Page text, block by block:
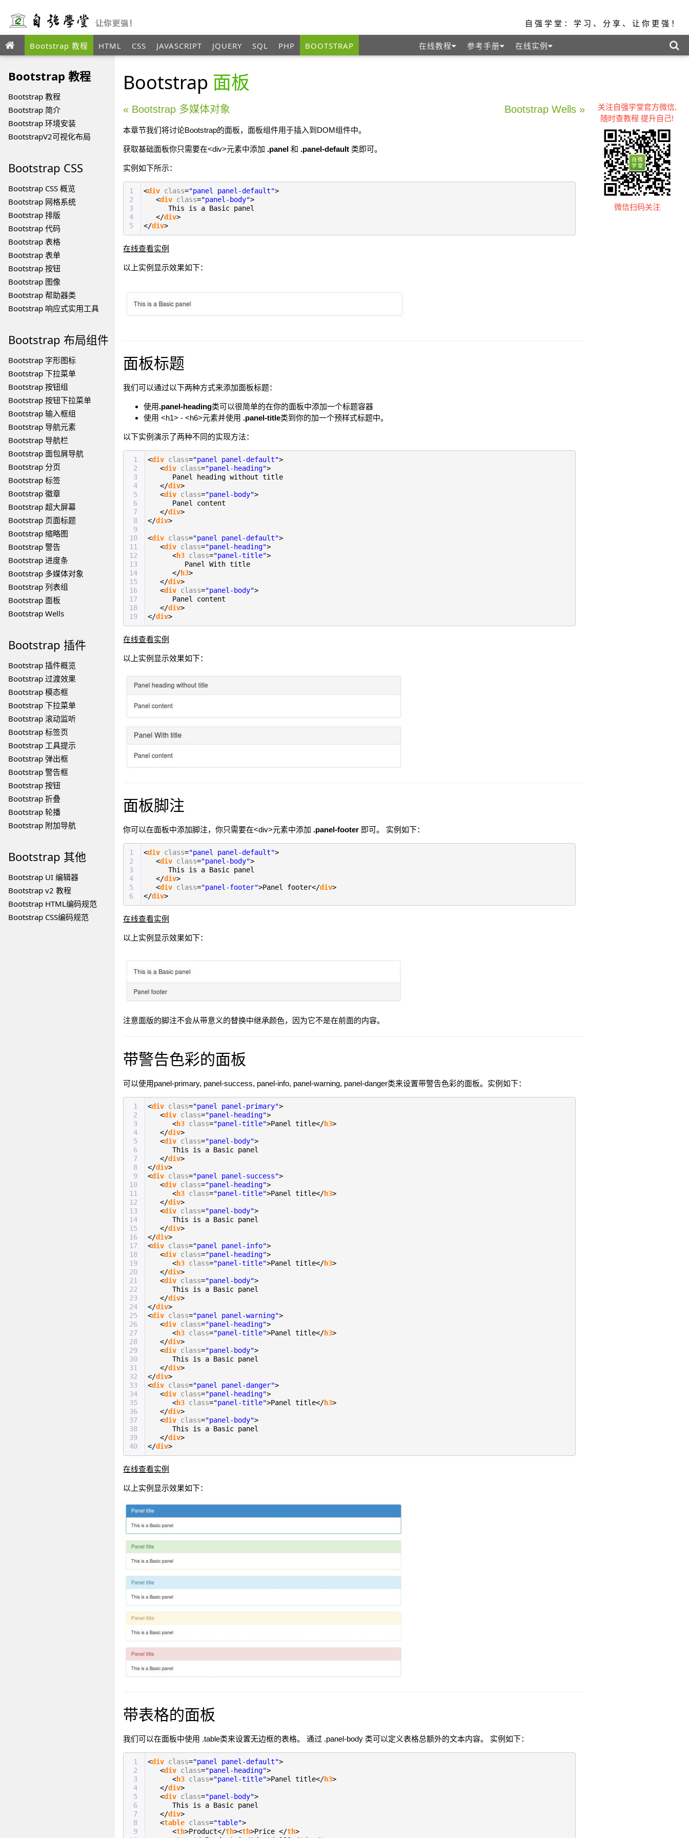
自强学堂：学习、分享、让你更强！
Bootstrap 教程 HTML CSS JAVASCRIPT JQUERY SQL PHP BOOTSTRAP 在线教程 参考手册 在线实例
Bootstrap 教程
Bootstrap 教程
Bootstrap 简介
Bootstrap 环境安装
BootstrapV2可视化布局
Bootstrap CSS
Bootstrap CSS 概览
Bootstrap 网格系统
Bootstrap 排版
Bootstrap 代码
Bootstrap 表格
Bootstrap 表单
Bootstrap 按钮
Bootstrap 图像
Bootstrap 帮助器类
Bootstrap 响应式实用工具
Bootstrap 布局组件
Bootstrap 字形图标
Bootstrap 下拉菜单
Bootstrap 按钮组
Bootstrap 按钮下拉菜单
Bootstrap 输入框组
Bootstrap 导航元素
Bootstrap 导航栏
Bootstrap 面包屑导航
Bootstrap 分页
Bootstrap 标签
Bootstrap 徽章
Bootstrap 超大屏幕
Bootstrap 页面标题
Bootstrap 缩略图
Bootstrap 警告
Bootstrap 进度条
Bootstrap 多媒体对象
Bootstrap 列表组
Bootstrap 面板
Bootstrap Wells
Bootstrap 插件
Bootstrap 插件概览
Bootstrap 过渡效果
Bootstrap 模态框
Bootstrap 下拉菜单
Bootstrap 滚动监听
Bootstrap 标签页
Bootstrap 工具提示
Bootstrap 弹出框
Bootstrap 警告框
Bootstrap 按钮
Bootstrap 折叠
Bootstrap 轮播
Bootstrap 附加导航
Bootstrap 其他
Bootstrap UI 编辑器
Bootstrap v2 教程
Bootstrap HTML编码规范
Bootstrap CSS编码规范
Bootstrap 面板
« Bootstrap 多媒体对象 Bootstrap Wells »
本章节我们将讨论Bootstrap的面板，面板组件用于插入到DOM组件中。
获取基础面板你只需要在<div>元素中添加 .panel和 .panel-default类即可。
实例如下所示：
1
2
3
4
5
<div class="panel panel-default">
<div class="panel-body">
This is a Basic panel
</div>
</div>
在线查看实例
以上实例显示效果如下：
面板标题
我们可以通过以下两种方式来添加面板标题：
使用.panel-heading类可以很简单的在你的面板中添加一个标题容器
使用 <h1> - <h6>元素并使用 .panel-title类到你的加一个预样式标题中。
以下实例演示了两种不同的实现方法：
1
2
3
4
5
6
7
8
9
10
11
12
13
14
15
16
17
18
19
<div class="panel panel-default">
<div class="panel-heading">
Panel heading without title
</div>
<div class="panel-body">
Panel content
</div>
</div>
<div class="panel panel-default">
<div class="panel-heading">
<h3 class="panel-title">
Panel With title
</h3>
</div>
<div class="panel-body">
Panel content
</div>
</div>
在线查看实例
以上实例显示效果如下：
面板脚注
你可以在面板中添加脚注，你只需要在<div>元素中添加 .panel-footer即可。 实例如下：
1
2
3
4
5
6
<div class="panel panel-default">
<div class="panel-body">
This is a Basic panel
</div>
<div class="panel-footer">Panel footer</div>
</div>
在线查看实例
以上实例显示效果如下：
注意面版的脚注不会从带意义的替换中继承颜色，因为它不是在前面的内容。
带警告色彩的面板
可以使用panel-primary, panel-success, panel-info, panel-warning, panel-danger类来设置带警告色彩的面板。实例如下：
1
2
3
4
5
6
7
8
9
10
11
12
13
14
15
16
17
18
19
20
21
22
23
24
25
26
27
28
29
30
31
32
33
34
35
36
37
38
39
40
<div class="panel panel-primary">
<div class="panel-heading">
<h3 class="panel-title">Panel title</h3>
</div>
<div class="panel-body">
This is a Basic panel
</div>
</div>
<div class="panel panel-success">
<div class="panel-heading">
<h3 class="panel-title">Panel title</h3>
</div>
<div class="panel-body">
This is a Basic panel
</div>
</div>
<div class="panel panel-info">
<div class="panel-heading">
<h3 class="panel-title">Panel title</h3>
</div>
<div class="panel-body">
This is a Basic panel
</div>
</div>
<div class="panel panel-warning">
<div class="panel-heading">
<h3 class="panel-title">Panel title</h3>
</div>
<div class="panel-body">
This is a Basic panel
</div>
</div>
<div class="panel panel-danger">
<div class="panel-heading">
<h3 class="panel-title">Panel title</h3>
</div>
<div class="panel-body">
This is a Basic panel
</div>
</div>
在线查看实例
以上实例显示效果如下：
带表格的面板
我们可以在面板中使用 .table类来设置无边框的表格。 通过 .panel-body 类可以定义表格总额外的文本内容。 实例如下：
1
2
3
4
5
6
7
8
9
<div class="panel panel-default">
<div class="panel-heading">
<h3 class="panel-title">Panel title</h3>
</div>
<div class="panel-body">
This is a Basic panel
</div>
<table class="table">
<th>Product</th><th>Price </th>
关注自强学堂官方微信,
随时查教程 提升自己!
微信扫码关注